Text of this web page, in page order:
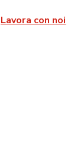
Lavora con noi